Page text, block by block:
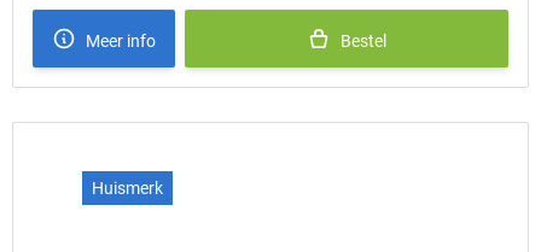
Meer info Bestel
Huismerk